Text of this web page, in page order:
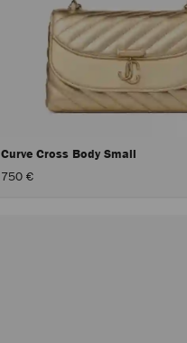
Curve Cross Body Small
750 €